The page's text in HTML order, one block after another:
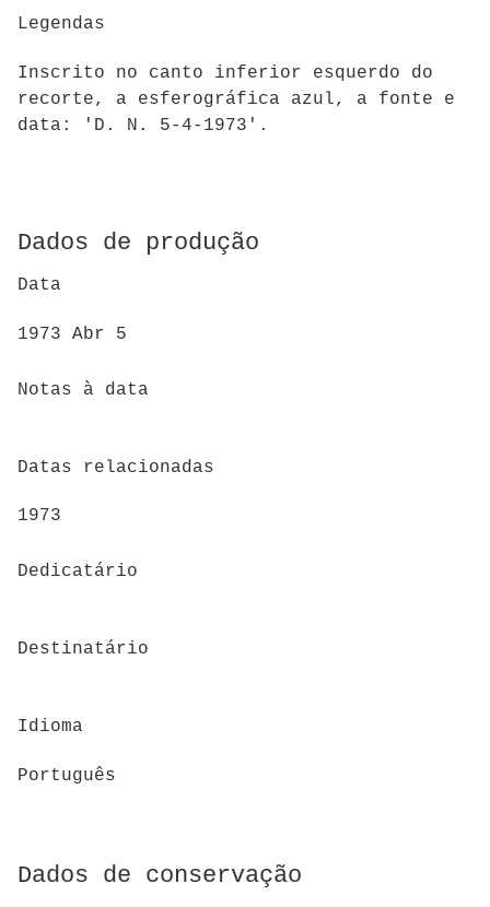
Legendas
Inscrito no canto inferior esquerdo do
recorte, a esferográfica azul, a fonte e
data: 'D. N. 5-4-1973'.
Dados de produção
Data
1973 Abr 5
Notas à data
Datas relacionadas
1973
Dedicatário
Destinatário
Idioma
Português
Dados de conservação